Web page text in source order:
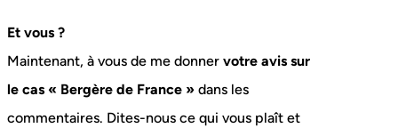
Et vous ?
Maintenant, à vous de me donner votre avis sur
le cas « Bergère de France » dans les
commentaires. Dites-nous ce qui vous plaît et